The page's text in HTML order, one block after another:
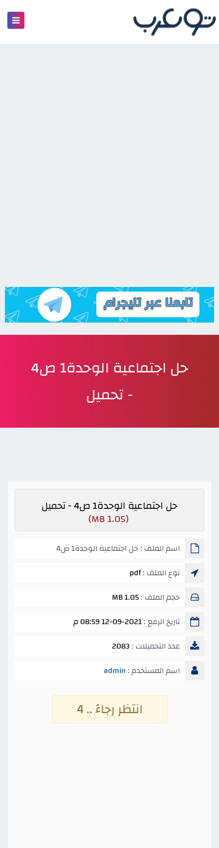
حل اجتماعية الوحدة1 ص4
- تحميل
حل اجتماعية الوحدة1 ص4 - تحميل
(1.05 MB)
اسم الملف : حل اجتماعية الوحدة1 ص4
نوع الملف :pdf
حجم الملف :1.05 MB
تاريخ الرفع :12-09-2021 08:59 م
عدد التحميلات :2083
اسم المستخدم : admin
انتظر رجاءً .. 3